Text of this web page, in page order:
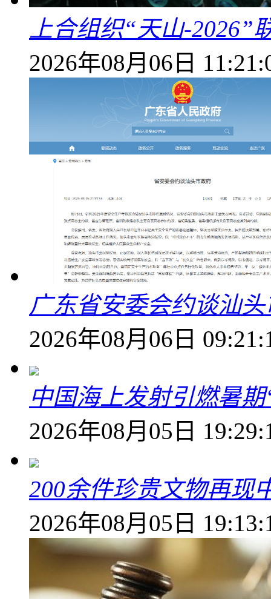
上合组织“天山-2026”
2026年08月06日
广东省安委会约谈汕
2026年08月06日
中国海上发射引燃暑
2026年08月05日
200余件珍贵文物再现
2026年08月05日